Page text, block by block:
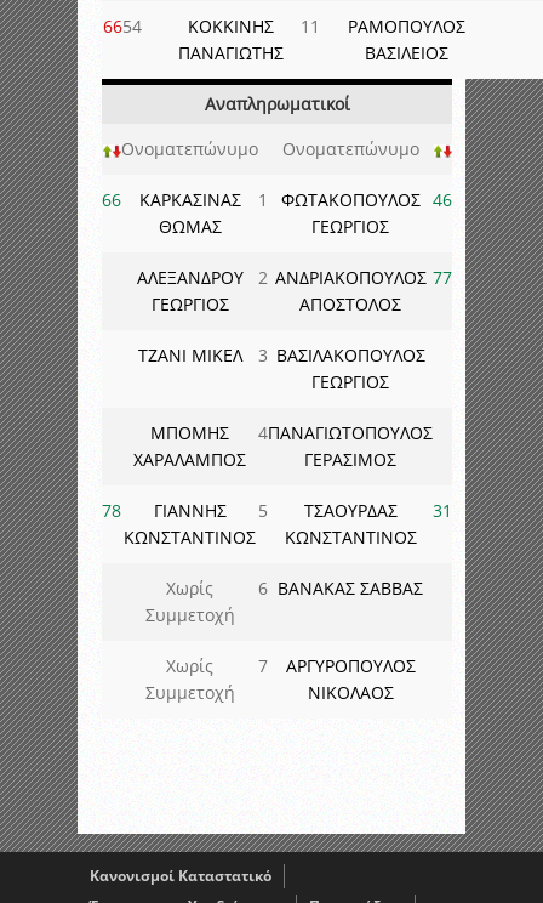
6654
ΚΟΚΚΙΝΗΣ
ΠΑΝΑΓΙΩΤΗΣ
11
ΡΑΜΟΠΟΥΛΟΣ
ΒΑΣΙΛΕΙΟΣ
Αναπληρωματικοί
Ονοματεπώνυμο
Ονοματεπώνυμο
66
ΚΑΡΚΑΣΙΝΑΣ
ΘΩΜΑΣ
1
ΦΩΤΑΚΟΠΟΥΛΟΣ
ΓΕΩΡΓΙΟΣ
46
ΑΛΕΞΑΝΔΡΟΥ
ΓΕΩΡΓΙΟΣ
2 ΑΝΔΡΙΑΚΟΠΟΥΛΟΣ
ΑΠΟΣΤΟΛΟΣ
77
ΤΖΑΝΙ ΜΙΚΕΛ 3 ΒΑΣΙΛΑΚΟΠΟΥΛΟΣ
ΓΕΩΡΓΙΟΣ
ΜΠΟΜΗΣ
ΧΑΡΑΛΑΜΠΟΣ
4ΠΑΝΑΓΙΩΤΟΠΟΥΛΟΣ
ΓΕΡΑΣΙΜΟΣ
78
ΓΙΑΝΝΗΣ
ΚΩΝΣΤΑΝΤΙΝΟΣ
5
ΤΣΑΟΥΡΔΑΣ
ΚΩΝΣΤΑΝΤΙΝΟΣ
31
Χωρίς
Συμμετοχή
6 ΒΑΝΑΚΑΣ ΣΑΒΒΑΣ
Χωρίς
Συμμετοχή
7
ΑΡΓΥΡΟΠΟΥΛΟΣ
ΝΙΚΟΛΑΟΣ
Κανονισμοί Καταστατικό